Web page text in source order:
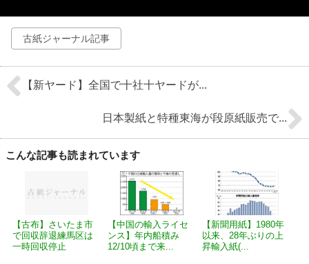
古紙ジャーナル記事
【新ヤード】全国で十社十ヤードが...
日本製紙と特種東海が段原紙販売で...
こんな記事も読まれています
【古布】さいたま市
で回収辞退練馬区は
一時回収停止
【中国の輸入ライセ
ンス】年内船積み
12/10頃まで来...
【新聞用紙】1980年
以来、28年ぶりの上
昇輸入紙(...